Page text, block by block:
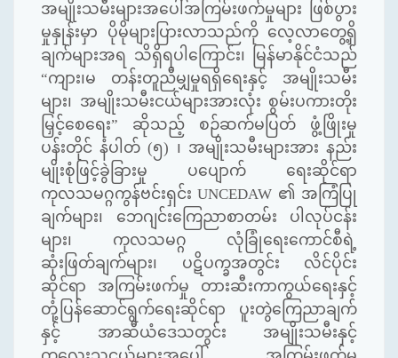
အမျိုးသမီးများအပေါ်အကြမ်းဖက်မှုများ ဖြစ်ပွား
မှုနှုန်းမှာ ပိုမိုများပြားလာသည်ကို လေ့လာတွေ့ရှိ
ချက်များအရ သိရှိရပါကြောင်း၊ မြန်မာနိုင်ငံသည်
“ကျား၊မ တန်းတူညီမျှမှုရရှိရေးနှင့် အမျိုးသမီး
များ၊ အမျိုးသမီးငယ်များအားလုံး စွမ်းပကားတိုး
မြှင့်စေရေး” ဆိုသည့် စဉ်ဆက်မပြတ် ဖွံ့ဖြိုးမှု
ပန်းတိုင် နံပါတ် (၅) ၊ အမျိုးသမီးများအား နည်း
မျိုးစုံဖြင့်ခွဲခြားမှု ပပျောက် ရေးဆိုင်ရာ
ကုလသမဂ္ဂကွန်ဗင်းရှင်းUNCEDAW ၏ အကြံပြု
ချက်များ၊ ဘေဂျင်းကြေညာစာတမ်း ပါလုပ်ငန်း
များ၊ ကုလသမဂ္ဂ လုံခြုံရေးကောင်စီရဲ့
ဆုံးဖြတ်ချက်များ၊ ပဋိပက္ခအတွင်း လိင်ပိုင်း
ဆိုင်ရာ အကြမ်းဖက်မှု တားဆီးကာကွယ်ရေးနှင့်
တုံ့ပြန်ဆောင်ရွက်ရေးဆိုင်ရာ ပူးတွဲကြေညာချက်
နှင့် အာဆီယံဒေသတွင်း အမျိုးသမီးနှင့်